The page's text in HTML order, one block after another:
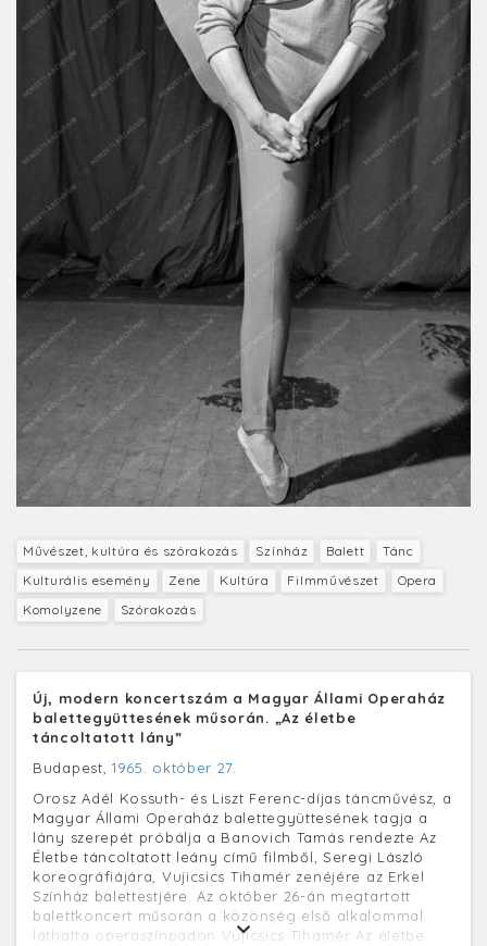
Művészet, kultúra és szórakozás Színház Balett
Tánc
Kulturális esemény
Zene Kultúra Filmművészet
Opera
Komolyzene
Szórakozás
Új, modern koncertszám a Magyar Állami Operaház
balettegyüttesének műsorán. „Az életbe
táncoltatott lány”
Budapest, 1965. október 27.
Orosz Adél Kossuth- és Liszt Ferenc-díjas táncművész, a
Magyar Állami Operaház balettegyüttesének tagja a
lány szerepét próbálja a Banovich Tamás rendezte Az
Életbe táncoltatott leány című filmből, Seregi László
koreográfiájára, Vujicsics Tihamér zenéjére az Erkel
Színház balettestjére. Az október 26-án megtartott
balettkoncert műsorán a közönség első alkalommal
láthatta operaszínpadon Vujicsics Tihamér Az életbe